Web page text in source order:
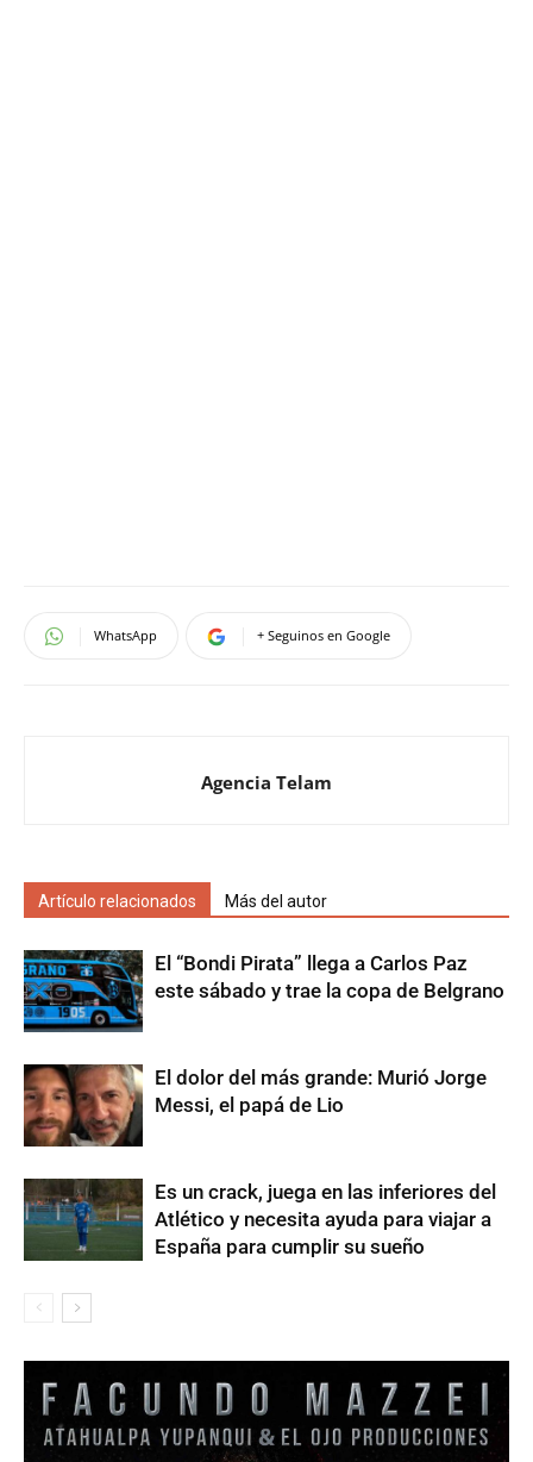
WhatsApp + Seguinos en Google
Agencia Telam
Artículo relacionados Más del autor
El “Bondi Pirata” llega a Carlos Paz
este sábado y trae la copa de Belgrano
El dolor del más grande: Murió Jorge
Messi, el papá de Lio
Es un crack, juega en las inferiores del
Atlético y necesita ayuda para viajar a
España para cumplir su sueño